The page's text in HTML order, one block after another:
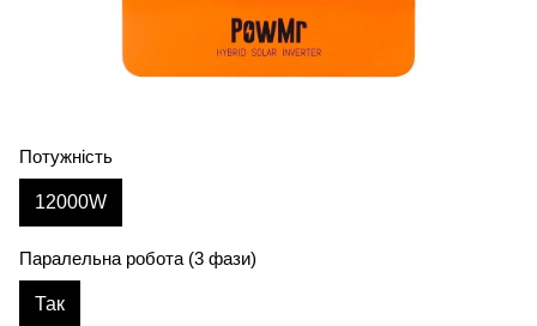
Потужність
12000W
Паралельна робота (3 фази)
Так